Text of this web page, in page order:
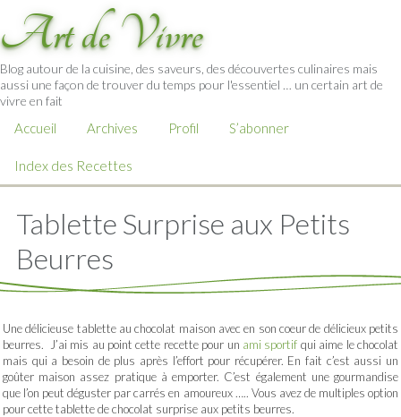
Art de Vivre
Blog autour de la cuisine, des saveurs, des découvertes culinaires mais
aussi une façon de trouver du temps pour l'essentiel … un certain art de
vivre en fait
Accueil Archives Profil S’abonner
Index des Recettes
Tablette Surprise aux Petits
Beurres
Une délicieuse tablette au chocolat maison avec en son coeur de délicieux petits
beurres. J’ai mis au point cette recette pour un ami sportif qui aime le chocolat
mais qui a besoin de plus après l’effort pour récupérer. En fait c’est aussi un
goûter maison assez pratique à emporter. C’est également une gourmandise
que l’on peut déguster par carrés en amoureux ….. Vous avez de multiples option
pour cette tablette de chocolat surprise aux petits beurres.